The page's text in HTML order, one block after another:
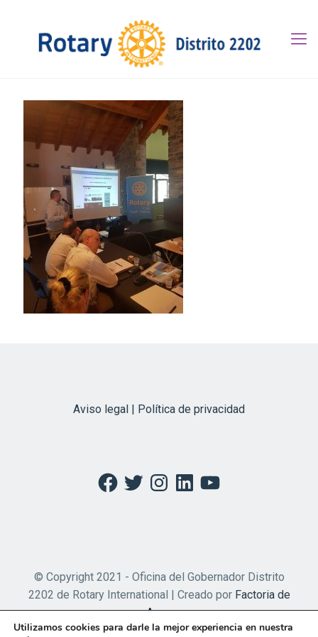
Aviso legal | Política de privacidad
Facebook
TwitterInstagramLinkedInYouTube
© Copyright 2021 - Oficina del Gobernador Distrito
2202 de Rotary International | Creado por Factoria de
Apps
Utilizamos cookies para darle la mejor experiencia en nuestra